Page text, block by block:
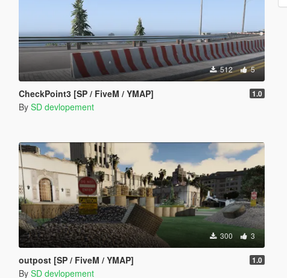
512 5
CheckPoint3 [SP / FiveM / YMAP] 1.0
By SD devlopement
300 3
outpost [SP / FiveM / YMAP] 1.0
By SD devlopement